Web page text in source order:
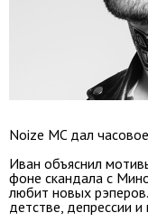
Noize MC дал
Иван объяснил
фоне скандала с
любит новых
детстве, депрессии и